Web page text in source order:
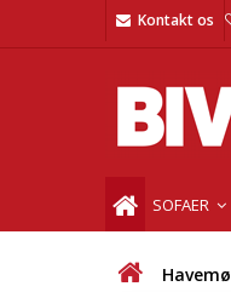
Kontakt os
SOFAER